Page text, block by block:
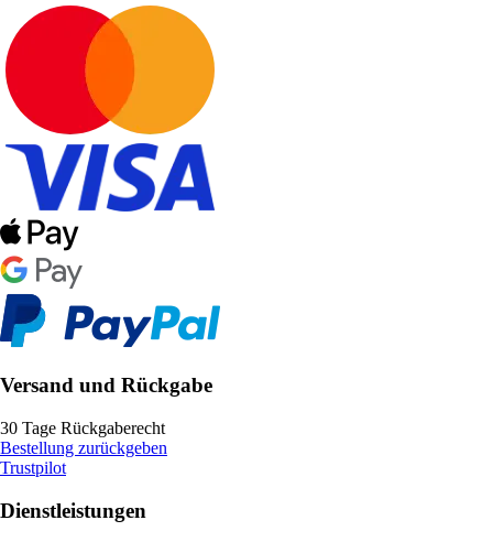
Versand und Rückgabe
30 Tage Rückgaberecht
Bestellung zurückgeben
Trustpilot
Dienstleistungen